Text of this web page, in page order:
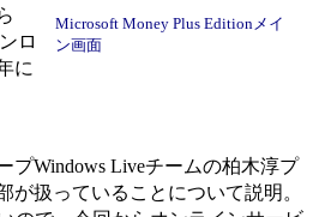
Microsoft Money Plus Editionメイ
ン画面
ロ
に
Windows Liveチームの柏木淳プ
扱っていることについて説明。